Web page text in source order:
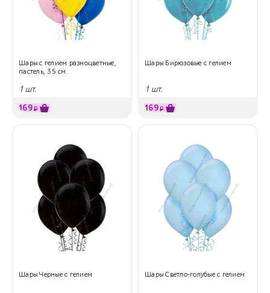
Шары с гелием разноцветные,
пастель, 35 см.
1 шт.
169₽
Шары Бирюзовые с гелием
1 шт.
169₽
Шары Черные с гелием Шары Светло-голубые с гелием